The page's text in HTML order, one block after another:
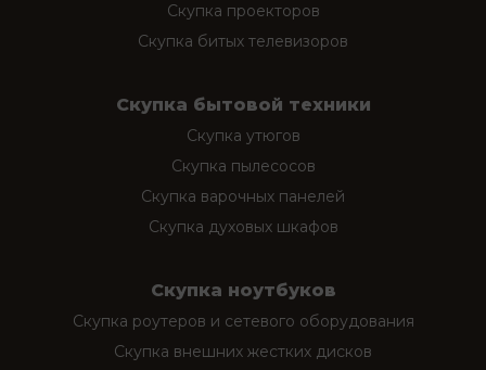
Скупка проекторов
Скупка битых телевизоров
Скупка бытовой техники
Скупка утюгов
Скупка пылесосов
Скупка варочных панелей
Скупка духовых шкафов
Скупка ноутбуков
Скупка роутеров и сетевого оборудования
Скупка внешних жестких дисков